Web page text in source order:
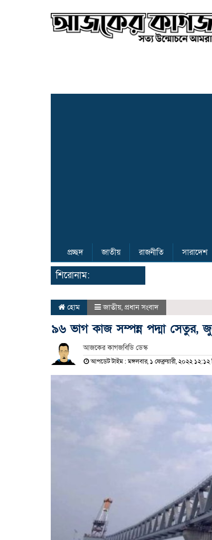
প্রচ্ছদ জাতীয় রাজনীতি সারাদেশ
শিরোনাম:
হোম জাতীয়, প্রধান সংবাদ
৯৬ ভাগ কাজ সম্পন্ন পদ্মা সেতুর,
আজকের কাগজবিডি ডেস্ক
আপডেট টাইম : মঙ্গলবার, ১ ফেব্রুয়ারী, ২০২২